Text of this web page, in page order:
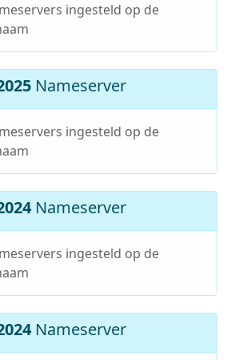
ingesteld op de
Nameserver
ingesteld op de
Nameserver
ingesteld op de
Nameserver